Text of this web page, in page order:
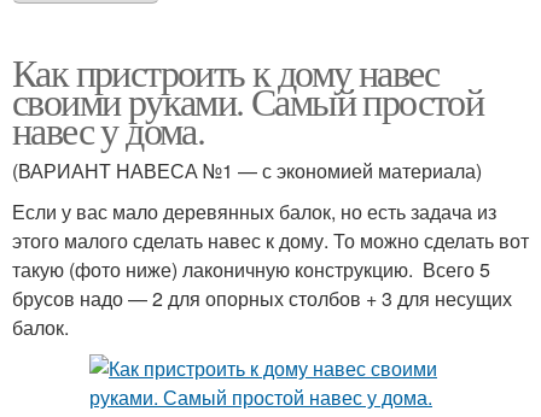
Как пристроить к дому навес
своими руками. Самый простой
навес у дома.
(ВАРИАНТ НАВЕСА №1 — с экономией материала)
Если у вас мало деревянных балок, но есть задача из
этого малого сделать навес к дому. То можно сделать вот
такую (фото ниже) лаконичную конструкцию. Всего 5
брусов надо — 2 для опорных столбов + 3 для несущих
балок.